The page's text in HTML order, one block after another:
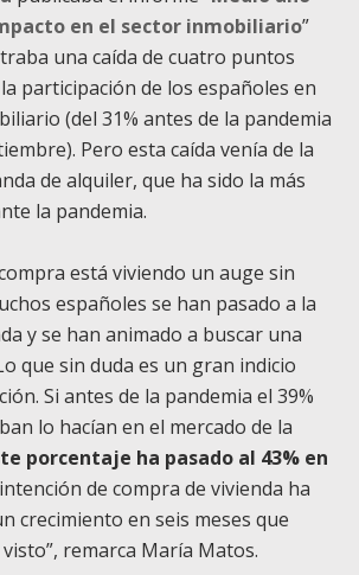
en el sector inmobiliario”
una caída de cuatro puntos
participación de los españoles en
(del 31% antes de la pandemia
Pero esta caída venía de la
de alquiler, que ha sido la más
la pandemia.
está viviendo un auge sin
españoles se han pasado a la
y se han animado a buscar una
que sin duda es un gran indicio
Si antes de la pandemia el 39%
lo hacían en el mercado de la
porcentaje ha pasado al 43% en
de compra de vivienda ha
crecimiento en seis meses que
remarca María Matos.